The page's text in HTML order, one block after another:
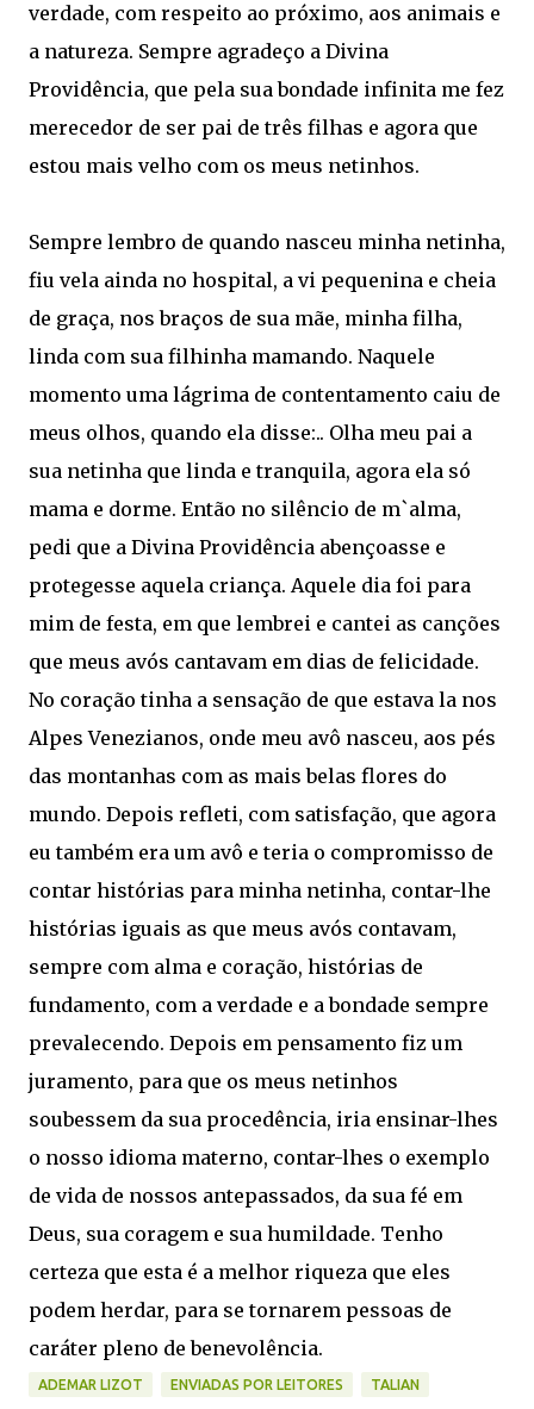
verdade, com respeito ao próximo, aos animais e
a natureza. Sempre agradeço a Divina
Providência, que pela sua bondade infinita me fez
merecedor de ser pai de três filhas e agora que
estou mais velho com os meus netinhos.
Sempre lembro de quando nasceu minha netinha,
fiu vela ainda no hospital, a vi pequenina e cheia
de graça, nos braços de sua mãe, minha filha,
linda com sua filhinha mamando. Naquele
momento uma lágrima de contentamento caiu de
meus olhos, quando ela disse:.. Olha meu pai a
sua netinha que linda e tranquila, agora ela só
mama e dorme. Então no silêncio de m`alma,
pedi que a Divina Providência abençoasse e
protegesse aquela criança. Aquele dia foi para
mim de festa, em que lembrei e cantei as canções
que meus avós cantavam em dias de felicidade.
No coração tinha a sensação de que estava la nos
Alpes Venezianos, onde meu avô nasceu, aos pés
das montanhas com as mais belas flores do
mundo. Depois refleti, com satisfação, que agora
eu também era um avô e teria o compromisso de
contar histórias para minha netinha, contar-lhe
histórias iguais as que meus avós contavam,
sempre com alma e coração, histórias de
fundamento, com a verdade e a bondade sempre
prevalecendo. Depois em pensamento fiz um
juramento, para que os meus netinhos
soubessem da sua procedência, iria ensinar-lhes
o nosso idioma materno, contar-lhes o exemplo
de vida de nossos antepassados, da sua fé em
Deus, sua coragem e sua humildade. Tenho
certeza que esta é a melhor riqueza que eles
podem herdar, para se tornarem pessoas de
caráter pleno de benevolência.
ADEMAR LIZOT ENVIADAS POR LEITORES TALIAN